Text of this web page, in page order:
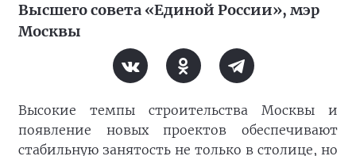
Высшего совета «Единой России», мэр
Москвы
Высокие темпы строительства Москвы и
появление новых проектов обеспечивают
стабильную занятость не только в столице, но